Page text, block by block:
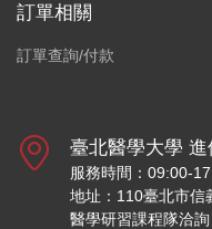
訂單相關
訂單查詢/付款
臺北醫學大學 進
服務時間：09:00-
地址：110臺北市信
醫學研習課程隊洽詢